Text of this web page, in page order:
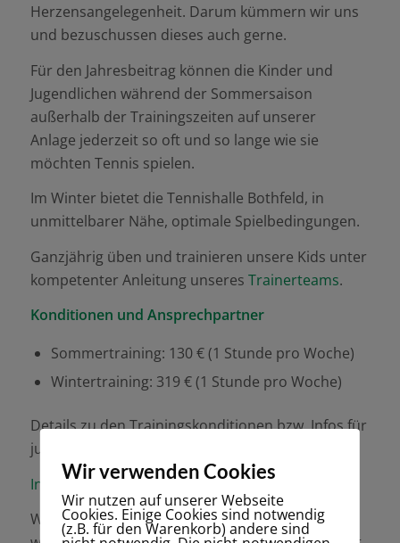
Herzensangelegenheit. Darum kümmern wir uns
und bezuschussen dieses auch gerne.
Für den Jahresbeitrag können die Kinder und
Jugendlichen während der Sommersaison
außerhalb der Trainingszeiten auf unserer
Anlage jederzeit so oft und so lange wie sie
möchten Tennis spielen.
Im Winter bietet die Tennishalle Bothfeld, in
unmittelbarer Nähe, optimale Spielbedingungen.
Ganzjährig üben und trainieren unsere Kids unter
kompetenter Anleitung unseres Trainerteams.
Konditionen und Ansprechpartner
Sommertraining: 130 € (1 Stunde pro Woche)
Wintertraining: 319 € (1 Stunde pro Woche)
Details zu den Trainingskonditionen bzw. Infos für
jugendliche Neumitglieder findet ihr:
Info_Neumitglieder_Jugendliche_2026
Wenn Ihr Lust habt mit Tennis anzufangen,
Wir verwenden Cookies
Wir nutzen auf unserer Webseite
Cookies. Einige Cookies sind notwendig
(z.B. für den Warenkorb) andere sind